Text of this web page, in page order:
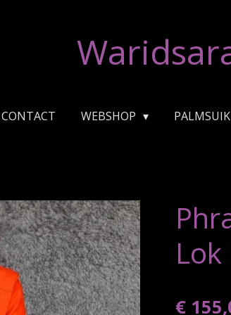
CONTACT WEBSHOP
€